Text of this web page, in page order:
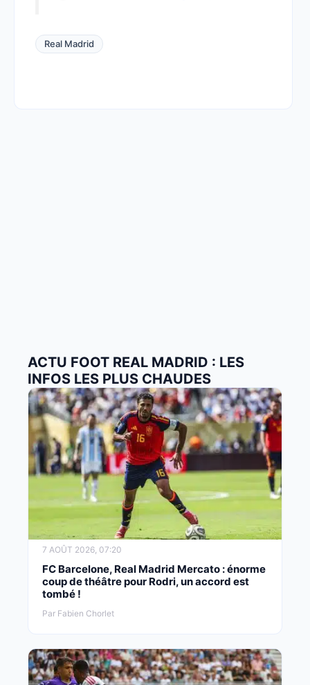
Real Madrid
ACTU FOOT REAL MADRID : LES
INFOS LES PLUS CHAUDES
7 AOÛT 2026, 07:20
FC Barcelone, Real Madrid Mercato : énorme
coup de théâtre pour Rodri, un accord est
tombé !
Par Fabien Chorlet